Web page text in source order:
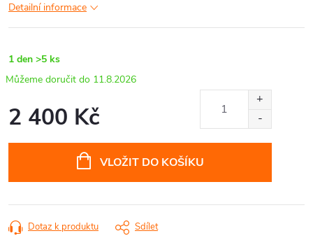
Detailní informace
1 den >5 ks
11.8.2026
2 400 Kč
VLOŽIT DO KOŠÍKU
Dotaz k produktu Sdílet